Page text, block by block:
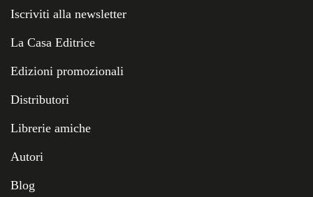
Iscriviti alla newsletter
La Casa Editrice
Edizioni promozionali
Distributori
Librerie amiche
Autori
Blog